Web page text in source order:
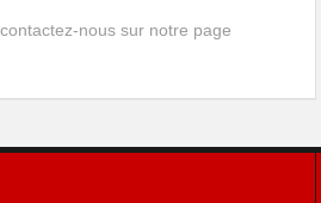
, contactez-nous sur notre page